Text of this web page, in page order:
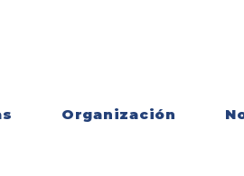
Organización